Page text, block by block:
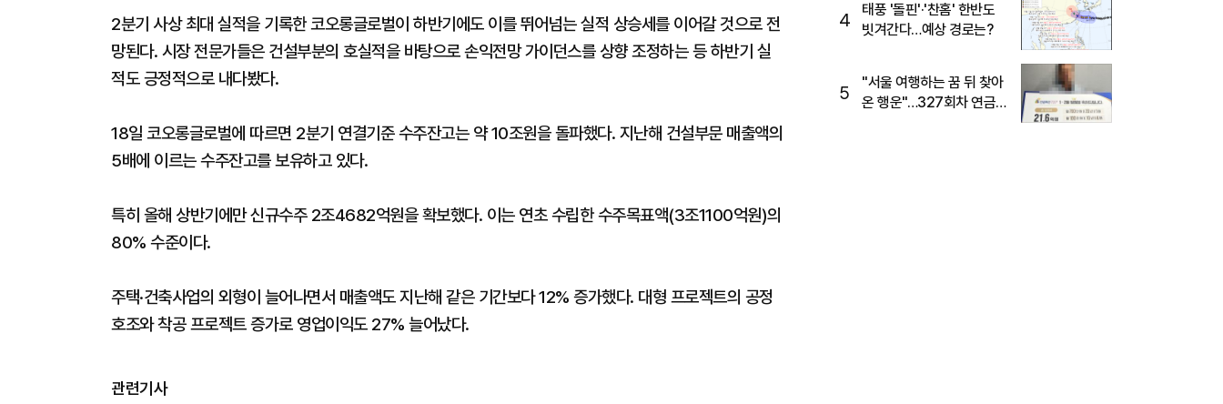
2분기 사상 최대 실적을 기록한 코오롱글로벌이 하반기에도 이를 뛰어넘는 실적 상승세를 이어갈 것으로 전
망된다. 시장 전문가들은 건설부분의 호실적을 바탕으로 손익전망 가이던스를 상향 조정하는 등 하반기 실
적도 긍정적으로 내다봤다.
18일 코오롱글로벌에 따르면 2분기 연결기준 수주잔고는 약 10조원을 돌파했다. 지난해 건설부문 매출액의
5배에 이르는 수주잔고를 보유하고 있다.
특히 올해 상반기에만 신규수주 2조4682억원을 확보했다. 이는 연초 수립한 수주목표액(3조1100억원)의
80% 수준이다.
주택·건축사업의 외형이 늘어나면서 매출액도 지난해 같은 기간보다 12% 증가했다. 대형 프로젝트의 공정
호조와 착공 프로젝트 증가로 영업이익도 27% 늘어났다.
관련기사
4
태풍 '돌핀'·'찬홈' 한반도
빗겨간다…예상 경로는?
5
"서울 여행하는 꿈 뒤 찾아
온 행운"…327회차 연금